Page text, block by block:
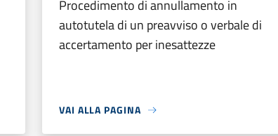
Procedimento di annullamento in
autotutela di un preavviso o verbale di
accertamento per inesattezze
VAI ALLA PAGINA